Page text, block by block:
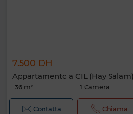
7.500 DH
Appartamento a CIL (Hay
36 m² 1 Camera
Contatta Chiama